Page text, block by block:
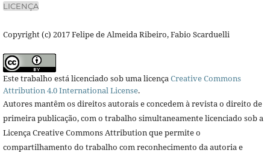
LICENÇA
Copyright (c) 2017 Felipe de Almeida Ribeiro, Fabio Scarduelli
Este trabalho está licenciado sob uma licençaCreative Commons
Attribution 4.0 International License.
Autores mantêm os direitos autorais e concedem à revista o direito de
primeira publicação, com o trabalho simultaneamente licenciado sob a
Licença Creative Commons Attribution que permite o
compartilhamento do trabalho com reconhecimento da autoria e